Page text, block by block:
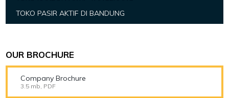
TOKO PASIR AKTIF DI BANDUNG
OUR BROCHURE
Company Brochure
3.5 mb, PDF